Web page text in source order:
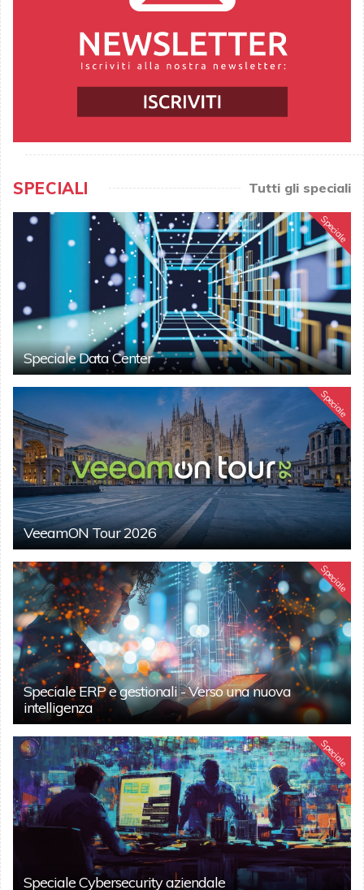
SPECIALI Tutti gli speciali
Speciale
Speciale Data Center
Speciale
VeeamON Tour 2026
Speciale
Speciale ERP e gestionali - Verso una nuova
intelligenza
Speciale
Speciale Cybersecurity aziendale